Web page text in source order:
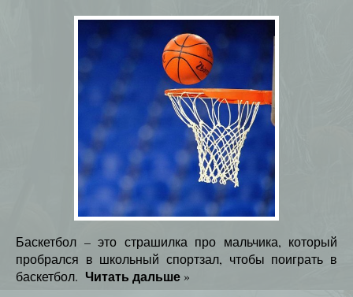
Баскетбол – это страшилка про мальчика, который
пробрался в школьный спортзал, чтобы поиграть в
баскетбол. Читать дальше »